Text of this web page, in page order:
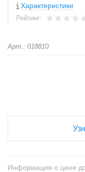
Характеристики
Рейтинг:
Арт.: 018810
Информация о цене